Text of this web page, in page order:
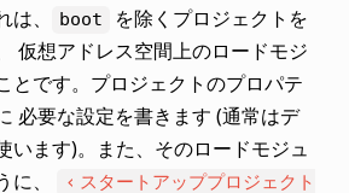
、
boot
を除くプロジェクトを
仮想アドレス空間上のロードモジ
とです。プロジェクトのプロパテ
必要な設定を書きます (通常はデ
います)。また、そのロードモジュ
に、
スタートアッププロジェクト